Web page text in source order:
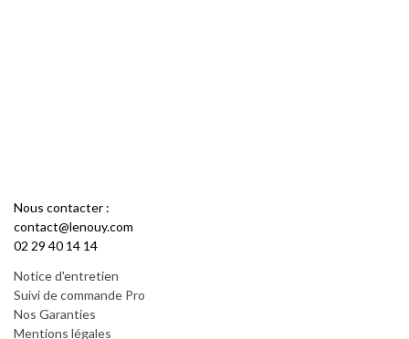
Nous contacter :
contact@lenouy.com
02 29 40 14 14
Notice d'entretien
Suivi de commande Pro
Nos Garanties
Mentions légales